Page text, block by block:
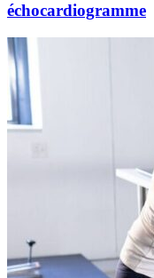
échocardiogramme